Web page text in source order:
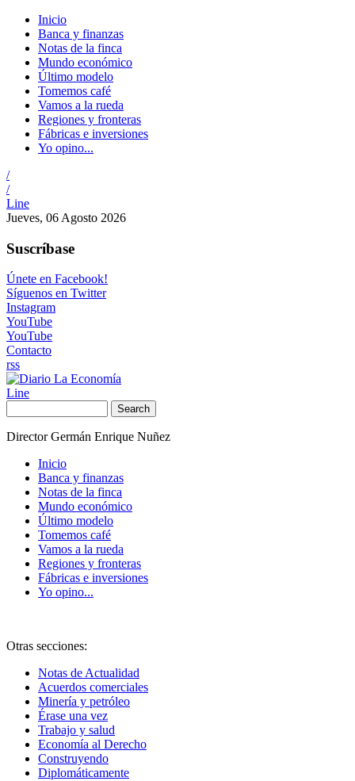
Inicio
Banca y finanzas
Notas de la finca
Mundo económico
Último modelo
Tomemos café
Vamos a la rueda
Regiones y fronteras
Fábricas e inversiones
Yo opino...
/
/
Line
Jueves, 06 Agosto 2026
Suscríbase
Únete en Facebook!
Síguenos en Twitter
Instagram
YouTube
YouTube
Contacto
rss
Line
Search
Director Germán Enrique Nuñez
Inicio
Banca y finanzas
Notas de la finca
Mundo económico
Último modelo
Tomemos café
Vamos a la rueda
Regiones y fronteras
Fábricas e inversiones
Yo opino...
Otras secciones:
Notas de Actualidad
Acuerdos comerciales
Minería y petróleo
Érase una vez
Trabajo y salud
Economía al Derecho
Construyendo
Diplomáticamente